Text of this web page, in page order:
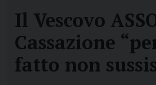
Il Vescovo
Cassazione
fatto non